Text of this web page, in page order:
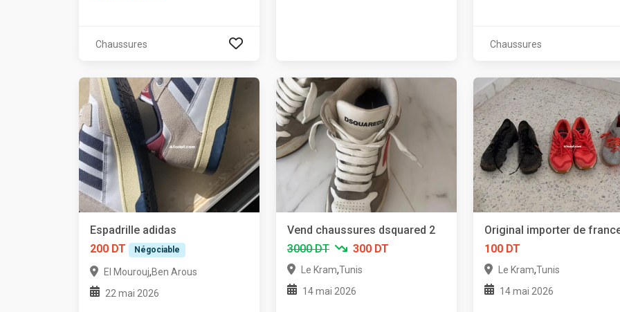
Chaussures Chaussures
Espadrille adidas
200 DT
Négociable
El Mourouj,Ben Arous
22 mai 2026
Vend chaussures dsquared 2
3000 DT
300 DT
Le Kram,Tunis
14 mai 2026
Original importer de
100 DT
Le Kram,Tunis
14 mai 2026